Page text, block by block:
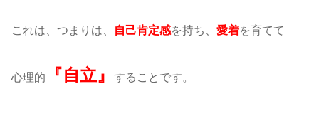
これは、つまりは、 自己肯定感を持ち、 愛着を育てて
心理的 『自立』 することです。